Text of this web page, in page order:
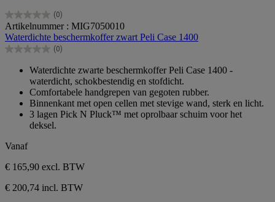
(0)
0.0
van
de
5
Artikelnummer : MIG7050010
Waterdichte beschermkoffer zwart Peli Case 1400
(0)
0.0
sterren.
Waterdichte zwarte beschermkoffer Peli Case 1400 -
waterdicht, schokbestendig en stofdicht.
Comfortabele handgrepen van gegoten rubber.
Binnenkant met open cellen met stevige wand, sterk en licht.
3 lagen Pick N Pluck™ met oprolbaar schuim voor het
deksel.
Vanaf
€ 165,90 excl. BTW
€ 200,74 incl. BTW